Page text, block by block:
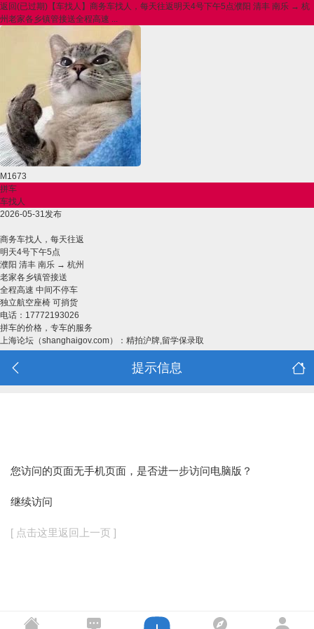
返回(已过期)【车找人】商务车找人，每天往返明天4号下午5点濮阳 清丰 南乐 → 杭
州老家各乡镇管接送全程高速 ...
M1673
拼车
车找人
2026-05-31发布
商务车找人，每天往返
明天4号下午5点
濮阳 清丰 南乐 → 杭州
老家各乡镇管接送
全程高速 中间不停车
独立航空座椅 可捎货
电话：17772193026
拼车的价格，专车的服务
上海论坛（shanghaigov.com）：精拍沪牌,留学保录取
提示信息
您访问的页面无手机页面，是否进一步访问电脑版？
继续访问
[ 点击这里返回上一页 ]